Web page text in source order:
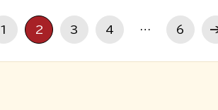
1 2 3 4 … 6